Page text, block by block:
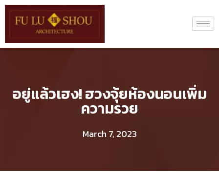
อยู่แล้วเฮง! ฮวงจุ้ยห้องนอนเพิ่ม
ความรวย
March 7, 2023